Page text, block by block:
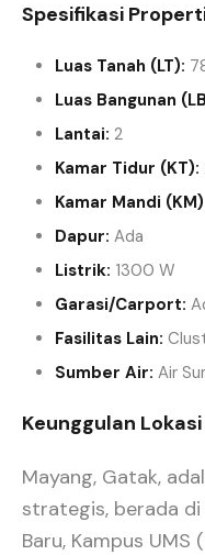
Spesifikasi
Luas Tanah (LT):
Luas Bangunan
Lantai: 2
Kamar Tidur (KT):
Kamar Mandi
Dapur: Ada
Listrik: 1300 W
Garasi/Carport:
Fasilitas Lain:
Sumber Air: Air
Keunggulan
Mayang, Gatak,
strategis, berada di
Baru, Kampus UMS